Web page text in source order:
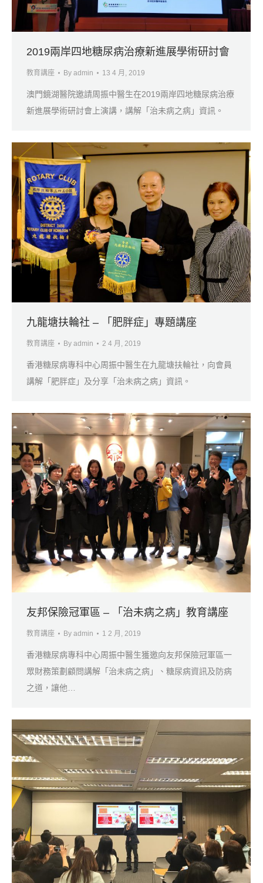
2019兩岸四地糖尿病治療新進展學術研討會
教育講座 By admin 13 4 月, 2019
澳門鏡湖醫院邀請周振中醫生在2019兩岸四地糖尿病治療
新進展學術研討會上演講，講解「治未病之病」資訊。
九龍塘扶輪社 – 「肥胖症」專題講座
教育講座 By admin 2 4 月, 2019
香港糖尿病專科中心周振中醫生在九龍塘扶輪社，向會員
講解「肥胖症」及分享「治未病之病」資訊。
友邦保險冠軍區 – 「治未病之病」教育講座
教育講座 By admin 1 2 月, 2019
香港糖尿病專科中心周振中醫生獲邀向友邦保險冠軍區一
眾財務策劃顧問講解「治未病之病」、糖尿病資訊及防病
之道，讓他…